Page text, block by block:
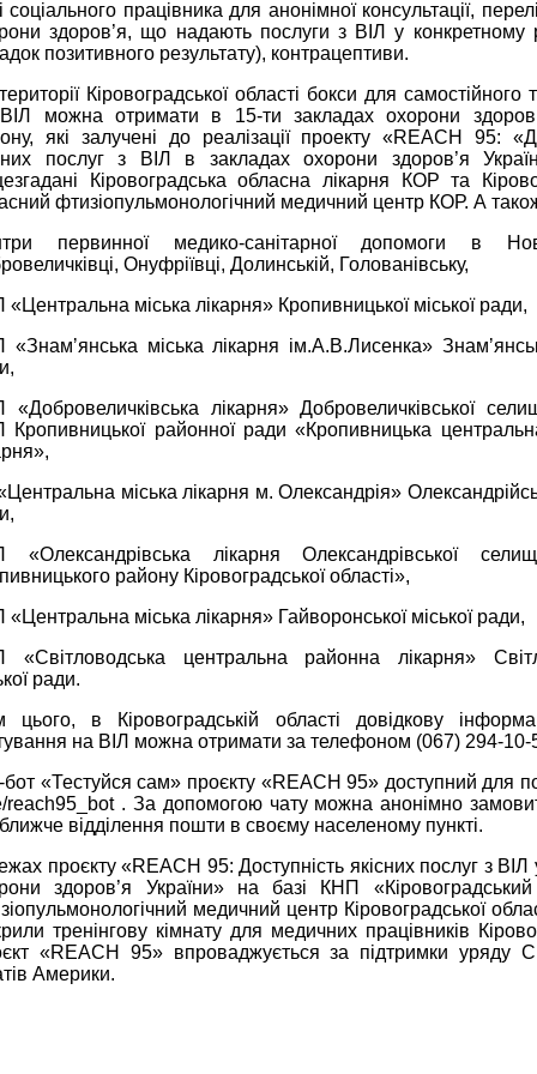
соціального працівника для анонімної консультації,
здоров’я, що надають послуги з ВІЛ у конкретному
позитивного результату), контрацептиви.
Кіровоградської області бокси для самостійного
можна отримати в 15-ти закладах охорони
які залучені до реалізації проекту «REACH 95:
послуг з ВІЛ в закладах охорони здоров’я
Кіровоградська обласна лікарня КОР та
фтизіопульмонологічний медичний центр КОР. А
первинної медико-санітарної допомоги в
Онуфріївці, Долинській, Голованівську,
міська лікарня» Кропивницької міської ради,
міська лікарня ім.А.В.Лисенка»
«Добровеличківська лікарня» Добровеличківської
Кропивницької районної ради «Кропивницька
міська лікарня м. Олександрія»
«Олександрівська лікарня Олександрівської
району Кіровоградської області»,
міська лікарня» Гайворонської міської ради,
«Світловодська центральна районна лікарня»
ради.
цього, в Кіровоградській області довідкову
на ВІЛ можна отримати за телефоном (067) 294-
бот «Тестуйся сам» проєкту «REACH 95» доступний для
reach95_bot . За допомогою чату можна анонімно
відділення пошти в своєму населеному пункті.
проєкту «REACH 95: Доступність якісних послуг з ВІЛ
здоров’я України» на базі КНП
медичний центр Кіровоградської
тренінгову кімнату для медичних працівників
«REACH 95» впроваджується за підтримки уряду
Америки.